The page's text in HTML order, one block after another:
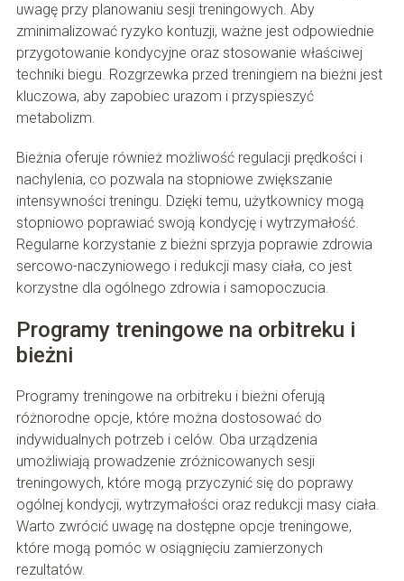
uwagę przy planowaniu sesji treningowych. Aby
zminimalizować ryzyko kontuzji, ważne jest odpowiednie
przygotowanie kondycyjne oraz stosowanie właściwej
techniki biegu. Rozgrzewka przed treningiem na bieżni jest
kluczowa, aby zapobiec urazom i przyspieszyć
metabolizm.
Bieżnia oferuje również możliwość regulacji prędkości i
nachylenia, co pozwala na stopniowe zwiększanie
intensywności treningu. Dzięki temu, użytkownicy mogą
stopniowo poprawiać swoją kondycję i wytrzymałość.
Regularne korzystanie z bieżni sprzyja poprawie zdrowia
sercowo-naczyniowego i redukcji masy ciała, co jest
korzystne dla ogólnego zdrowia i samopoczucia.
Programy treningowe na orbitreku i
bieżni
Programy treningowe na orbitreku i bieżni oferują
różnorodne opcje, które można dostosować do
indywidualnych potrzeb i celów. Oba urządzenia
umożliwiają prowadzenie zróżnicowanych sesji
treningowych, które mogą przyczynić się do poprawy
ogólnej kondycji, wytrzymałości oraz redukcji masy ciała.
Warto zwrócić uwagę na dostępne opcje treningowe,
które mogą pomóc w osiągnięciu zamierzonych
rezultatów.